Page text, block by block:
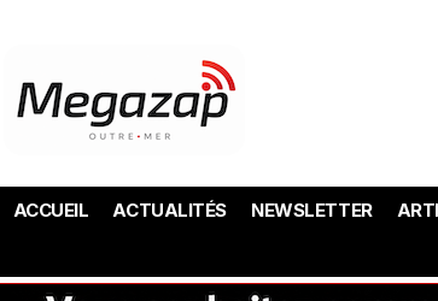
ACCUEIL ACTUALITÉS NEWSLETTER